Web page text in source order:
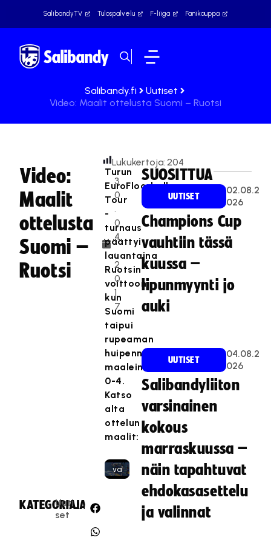
SalibandyTV Tulospalvelu F-liiga Fanikauppa
Salibandy.fi
Uutiset
Video: Maalit ottelusta Suomi – Ruotsi
Video:
Maalit
ottelusta
Suomi –
Ruotsi
3
0
.
0
4
.
2
0
1
7
Lukukertoja:204
Turun
EuroFloorball
Tour
-
turnaus
päättyi
lauantaina
Ruotsin
voittoon,
kun
Suomi
taipui
rupeaman
huipennuksessa
maalein
0-4.
Katso
alta
ottelun
maalit:
T
ä
m
ä
sis
äl
tö
on
es
te
tt
y,
ko
sk
a
va
KATEGORIA:
Uuti
set
JAA:
SUOSITTUA
UUTISET
02.08.2
026
Champions Cup
vauhtiin tässä
kuussa –
lipunmyynti jo
auki
UUTISET
04.08.2
026
Salibandyliiton
varsinainen
kokous
marraskuussa –
näin tapahtuvat
ehdokasasettelu
ja valinnat